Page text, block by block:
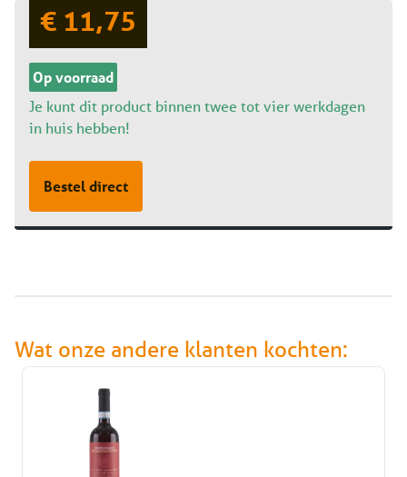
€ 11,75
Op voorraad
Je kunt dit product binnen twee tot vier werkdagen
in huis hebben!
Bestel direct
Wat onze andere klanten kochten: